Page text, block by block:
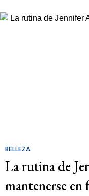
BELLEZA
La rutina de
mantenerse en